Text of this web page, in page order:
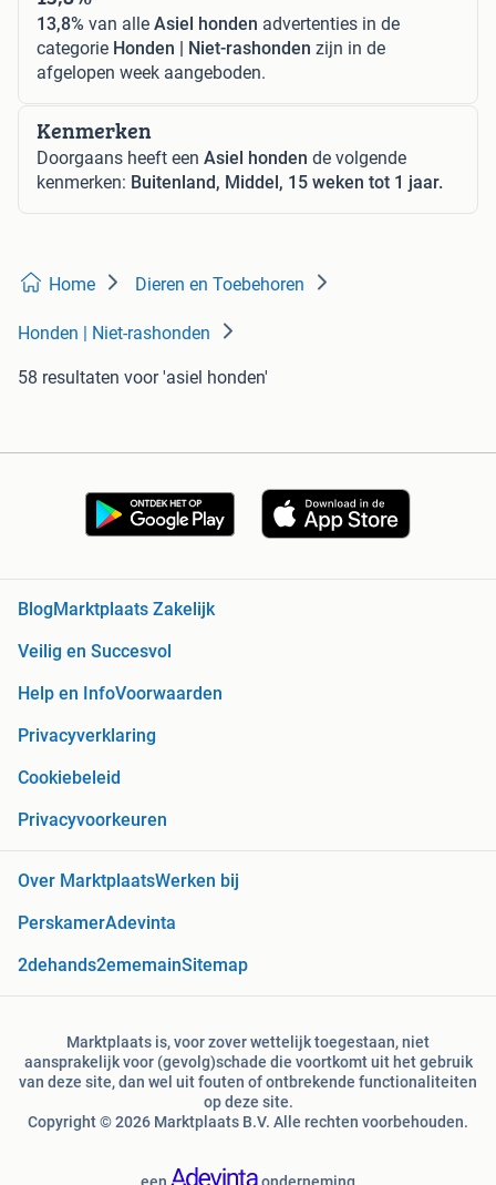
13,8% van alle Asiel honden advertenties in de
categorie Honden | Niet-rashonden zijn in de
afgelopen week aangeboden.
Kenmerken
Doorgaans heeft een Asiel honden de volgende
kenmerken: Buitenland, Middel, 15 weken tot 1 jaar.
Home Dieren en Toebehoren
Honden | Niet-rashonden
58 resultaten voor 'asiel honden'
BlogMarktplaats Zakelijk
Veilig en Succesvol
Help en InfoVoorwaarden
Privacyverklaring
Cookiebeleid
Privacyvoorkeuren
Over MarktplaatsWerken bij
PerskamerAdevinta
2dehands2ememainSitemap
Marktplaats is, voor zover wettelijk toegestaan, niet
aansprakelijk voor (gevolg)schade die voortkomt uit het gebruik
van deze site, dan wel uit fouten of ontbrekende functionaliteiten
op deze site.
Copyright © 2026 Marktplaats B.V. Alle rechten voorbehouden.